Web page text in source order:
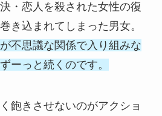
・恋人を殺された女性の復
き込まれてしまった男女。
不思議な関係で入り組みな
ーっと続くのです。
飽きさせないのがアクショ